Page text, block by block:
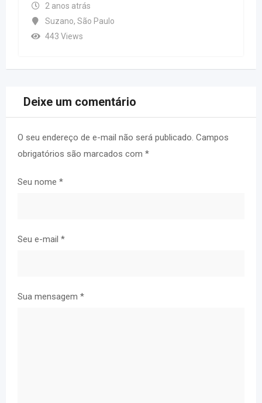
2 anos atrás
Suzano, São Paulo
443 Views
Deixe um comentário
O seu endereço de e-mail não será publicado. Campos
obrigatórios são marcados com *
Seu nome *
Seu e-mail *
Sua mensagem *